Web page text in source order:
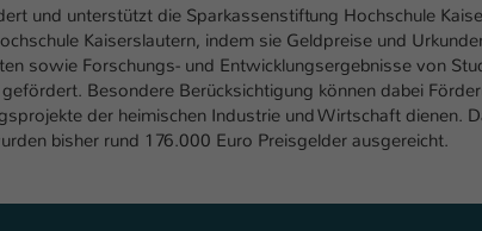
und unterstützt die Sparkassenstiftung Hochschule
Kaiserslautern, indem sie Geldpreise und
sowie Forschungs- und Entwicklungsergebnisse von
Besondere Berücksichtigung können dabei
der heimischen Industrie und Wirtschaft dienen.
bisher rund 176.000 Euro Preisgelder ausgereicht.